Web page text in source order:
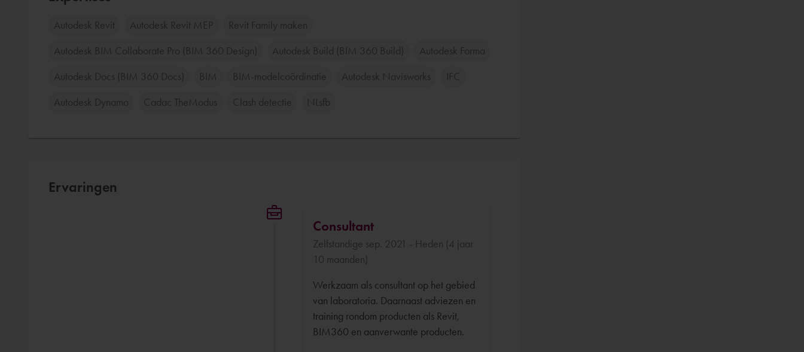
Autodesk Revit Autodesk Revit MEP Revit Family maken
Autodesk BIM Collaborate Pro (BIM 360 Design) Autodesk Build (BIM 360 Build) Autodesk Forma
Autodesk Docs (BIM 360 Docs) BIM BIM-modelcoördinatie Autodesk Navisworks IFC
Autodesk Dynamo Cadac TheModus Clash detectie NLsfb
Ervaringen
Consultant
Zelfstandige sep. 2021 - Heden (4 jaar
10 maanden)
Werkzaam als consultant op het gebied
van laboratoria. Daarnaast adviezen en
training rondom producten als Revit,
BIM360 en aanverwante producten.